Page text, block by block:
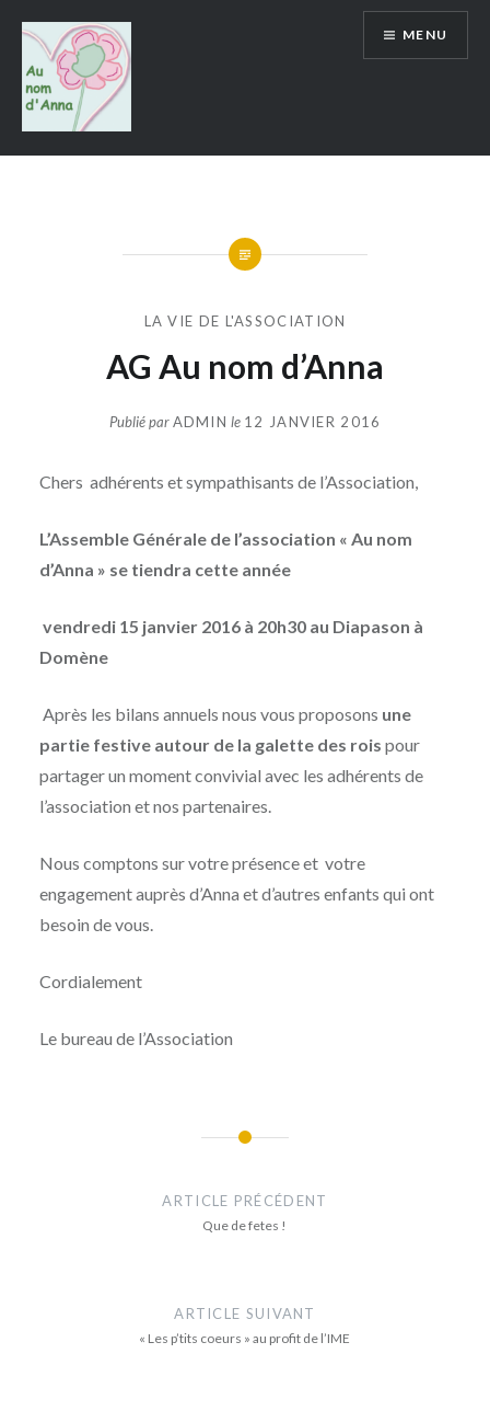
contenu
Au Nom d'Anna
MENU
LA VIE DE L'ASSOCIATION
AG Au nom d’Anna
Publié parADMIN le 12 JANVIER 2016
Chers adhérents et sympathisants de l’Association,
L’Assemble Générale de l’association « Au nom
d’Anna » se tiendra cette année
vendredi 15 janvier 2016 à 20h30 au Diapason à
Domène
Après les bilans annuels nous vous proposons une
partie festive autour de la galette des rois pour
partager un moment convivial avec les adhérents de
l’association et nos partenaires.
Nous comptons sur votre présence et votre
engagement auprès d’Anna et d’autres enfants qui ont
besoin de vous.
Cordialement
Le bureau de l’Association
ARTICLE PRÉCÉDENT
Que de fetes !
ARTICLE SUIVANT
« Les p’tits coeurs » au profit de l’IME